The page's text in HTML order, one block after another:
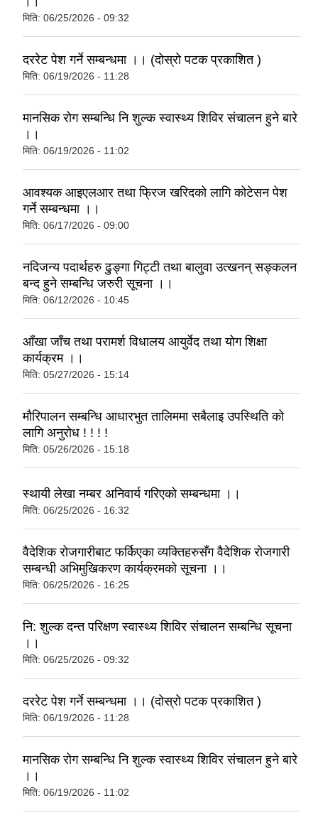
मिति: 06/25/2026 - 09:32
दररेट पेश गर्ने सम्बन्धमा ।। (दोस्रो पटक प्रकाशित )
मिति: 06/19/2026 - 11:28
मानसिक रोग सम्बन्धि नि शुल्क स्वास्थ्य शिविर संचालन हुने बारे
।।
मिति: 06/19/2026 - 11:02
आवश्यक आइएलआर तथा फ्रिज खरिदको लागि कोटेसन पेश
गर्ने सम्बन्धमा ।।
मिति: 06/17/2026 - 09:00
नदिजन्य पदार्थहरु ढुङ्गा गिट्टी तथा बालुवा उत्खनन् सङ्कलन
बन्द हुने सम्बन्धि जरुरी सूचना ।।
मिति: 06/12/2026 - 10:45
आँखा जाँच तथा परामर्श विधालय आयुर्वेद तथा योग शिक्षा
कार्यक्रम ।।
मिति: 05/27/2026 - 15:14
मौरिपालन सम्बन्धि आधारभुत तालिममा सबैलाइ उपस्थिति को
लागि अनुरोध ! ! ! !
मिति: 05/26/2026 - 15:18
स्थायी लेखा नम्बर अनिवार्य गरिएको सम्बन्धमा ।।
मिति: 06/25/2026 - 16:32
वैदेशिक रोजगारीबाट फर्किएका व्यक्तिहरुसँग वैदेशिक रोजगारी
सम्बन्धी अभिमुखिकरण कार्यक्रमको सूचना ।।
मिति: 06/25/2026 - 16:25
नि: शुल्क दन्त परिक्षण स्वास्थ्य शिविर संचालन सम्बन्धि सूचना
।।
मिति: 06/25/2026 - 09:32
दररेट पेश गर्ने सम्बन्धमा ।। (दोस्रो पटक प्रकाशित )
मिति: 06/19/2026 - 11:28
मानसिक रोग सम्बन्धि नि शुल्क स्वास्थ्य शिविर संचालन हुने बारे
।।
मिति: 06/19/2026 - 11:02